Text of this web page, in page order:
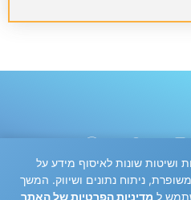
ושיטות שונות לאיסוף מידע על
ניתוח נתונים ושיווק. המשך
ל מדיניות הפרטיות של האתר